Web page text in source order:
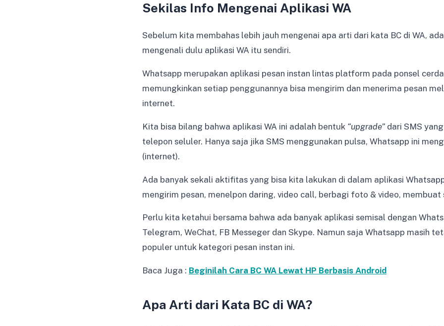
Sekilas Info Mengenai Aplikasi WA
Sebelum kita membahas lebih jauh mengenai apa arti dari kata BC di WA,
mengenali dulu aplikasi WA itu sendiri.
Whatsapp merupakan aplikasi pesan instan lintas platform pada ponsel
memungkinkan setiap penggunannya bisa mengirim dan menerima pesan
internet.
Kita bisa bilang bahwa aplikasi WA ini adalah bentuk “upgrade” dari SMS
telepon seluler. Hanya saja jika SMS menggunakan pulsa, Whatsapp ini
(internet).
Ada banyak sekali aktifitas yang bisa kita lakukan di dalam aplikasi
mengirim pesan, menelpon daring, video call, berbagi foto & video, membuat
Perlu kita ketahui bersama bahwa ada banyak aplikasi semisal dengan
Telegram, WeChat, FB Messeger dan Skype. Namun saja Whatsapp masih
populer untuk kategori pesan instan ini.
Baca Juga : Beginilah Cara BC WA Lewat HP Berbasis Android
Apa Arti dari Kata BC di WA?